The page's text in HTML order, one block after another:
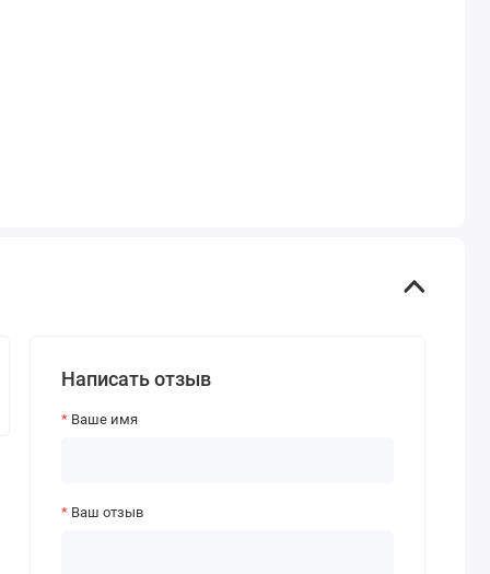
Написать отзыв
Ваше имя
Ваш отзыв